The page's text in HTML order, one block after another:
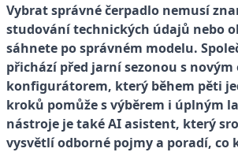
Vybrat správné čerpadlo nemusí
studování technických údajů nebo
sáhnete po správném modelu.
přichází před jarní sezonou s
konfigurátorem, který během pěti
kroků pomůže s výběrem i úplným
nástroje je také AI asistent, který
vysvětlí odborné pojmy a poradí, co